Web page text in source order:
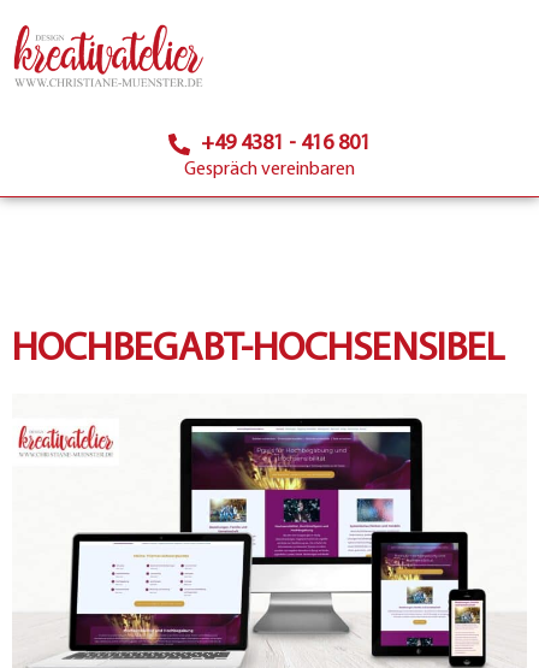
+49 4381 - 416 801
Gespräch vereinbaren
HOCHBEGABT-HOCHSENSIBEL